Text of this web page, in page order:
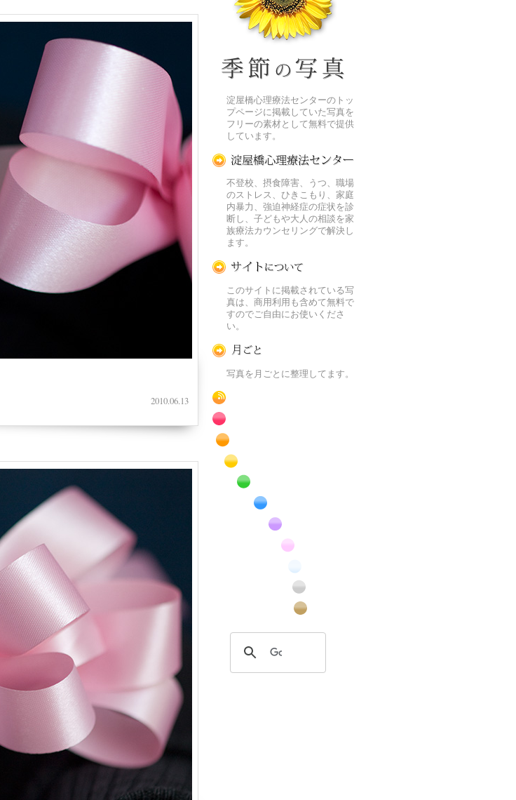
2010.06.13
淀屋橋心理療法センターのトッ
プページに掲載していた写真を
フリーの素材として無料で提供
しています。
不登校、摂食障害、うつ、職場
のストレス、ひきこもり、家庭
内暴力、強迫神経症の症状を診
断し、子どもや大人の相談を家
族療法カウンセリングで解決し
ます。
このサイトに掲載されている写
真は、商用利用も含めて無料で
すのでご自由にお使いくださ
い。
写真を月ごとに整理してます。
RSS
赤色の花のフリー写真素材
橙色の花のフリー写真素材
黄色の花のフリー写真素材
緑色の花のフリー写真素材
青色の花のフリー写真素材
紫色の花のフリー写真素材
白色の花のフリー写真素材
昆虫のフリー写真素材